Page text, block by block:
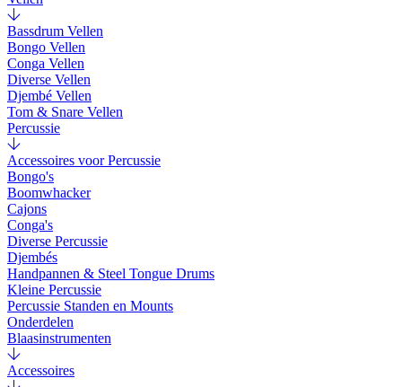
Bassdrum Vellen
Bongo Vellen
Conga Vellen
Diverse Vellen
Djembé Vellen
Tom & Snare Vellen
Percussie
Accessoires voor Percussie
Bongo's
Boomwhacker
Cajons
Conga's
Diverse Percussie
Djembés
Handpannen & Steel Tongue Drums
Kleine Percussie
Percussie Standen en Mounts
Onderdelen
Blaasinstrumenten
Accessoires